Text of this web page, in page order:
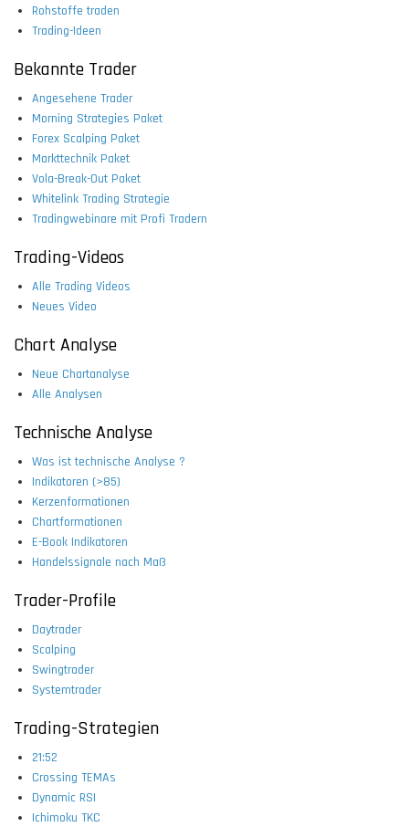
Rohstoffe traden
Trading-Ideen
Bekannte Trader
Angesehene Trader
Morning Strategies Paket
Forex Scalping Paket
Markttechnik Paket
Vola-Break-Out Paket
Whitelink Trading Strategie
Tradingwebinare mit Profi Tradern
Trading-Videos
Alle Trading Videos
Neues Video
Chart Analyse
Neue Chartanalyse
Alle Analysen
Technische Analyse
Was ist technische Analyse ?
Indikatoren (>85)
Kerzenformationen
Chartformationen
E-Book Indikatoren
Handelssignale nach Maß
Trader-Profile
Daytrader
Scalping
Swingtrader
Systemtrader
Trading-Strategien
21:52
Crossing TEMAs
Dynamic RSI
Ichimoku TKC